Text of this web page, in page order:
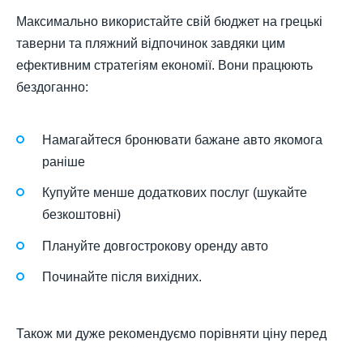
Максимально використайте свій бюджет на грецькі
таверни та пляжний відпочинок завдяки цим
ефективним стратегіям економії. Вони працюють
бездоганно:
Намагайтеся бронювати бажане авто якомога
раніше
Купуйте менше додаткових послуг (шукайте
безкоштовні)
Плануйте довгострокову оренду авто
Починайте після вихідних.
Також ми дуже рекомендуємо порівняти ціну перед